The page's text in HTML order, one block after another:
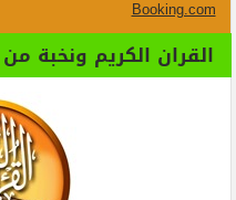
Booking.com
القران الكريم ونخبة